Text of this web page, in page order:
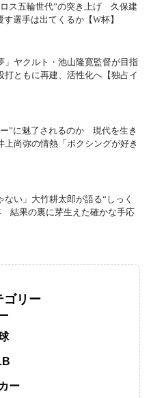
ス五輪世代”の突き上げ 久保建
選手は出てくるか【W杯】
」ヤクルト・池山隆寛監督が目指
ともに再建、活性化へ【独占イ
”に魅了されるのか 現代を生き
上尚弥の情熱「ボクシングが好き
ない」大竹耕太郎が語る“しっく
結果の裏に芽生えた確かな手応
ゴリー
ー